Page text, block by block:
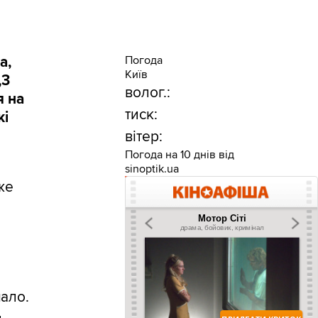
на
Погода
Київ
волог.:
тиск:
вітер:
Погода на 10 днів від
sinoptik.ua